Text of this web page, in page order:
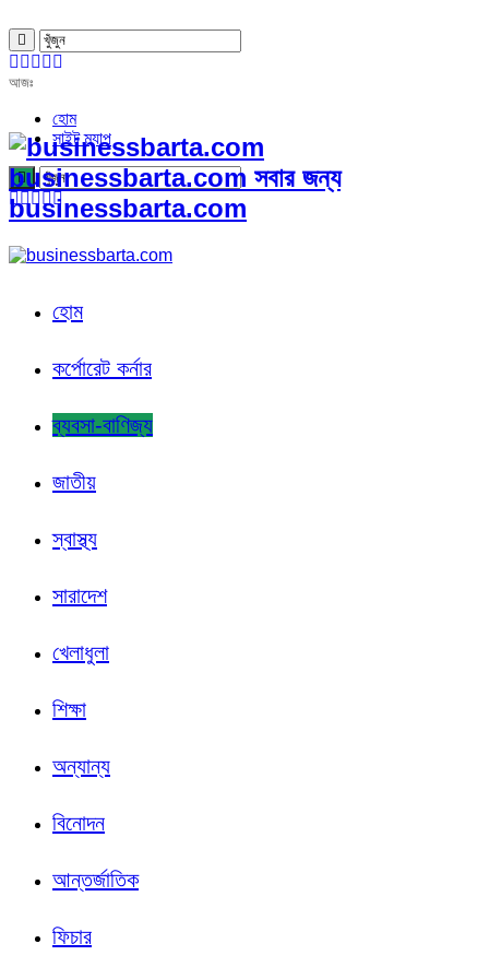
আজঃ
হোম
সাইট ম্যাপ
businessbarta.com সবার জন্য
businessbarta.com
হোম
কর্পোরেট কর্নার
ব্যবসা-বাণিজ্য
জাতীয়
স্বাস্থ্য
সারাদেশ
খেলাধুলা
শিক্ষা
অন্যান্য
বিনোদন
আন্তর্জাতিক
ফিচার